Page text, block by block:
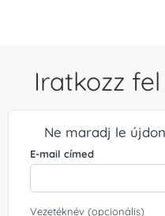
Iratkozz
Ne maradj le
E-mail címed
Vezetéknév (opcionális)